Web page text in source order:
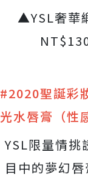
▲YSL奢華
#2020聖誕彩
光水唇膏（性
YSL限量情挑
目中的夢幻